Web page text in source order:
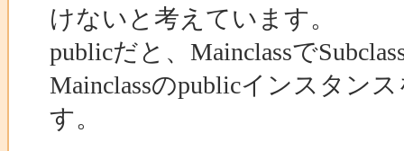
けないと考えています。
publicだと、Mainclassで
Mainclassのpublicインスタン
す。